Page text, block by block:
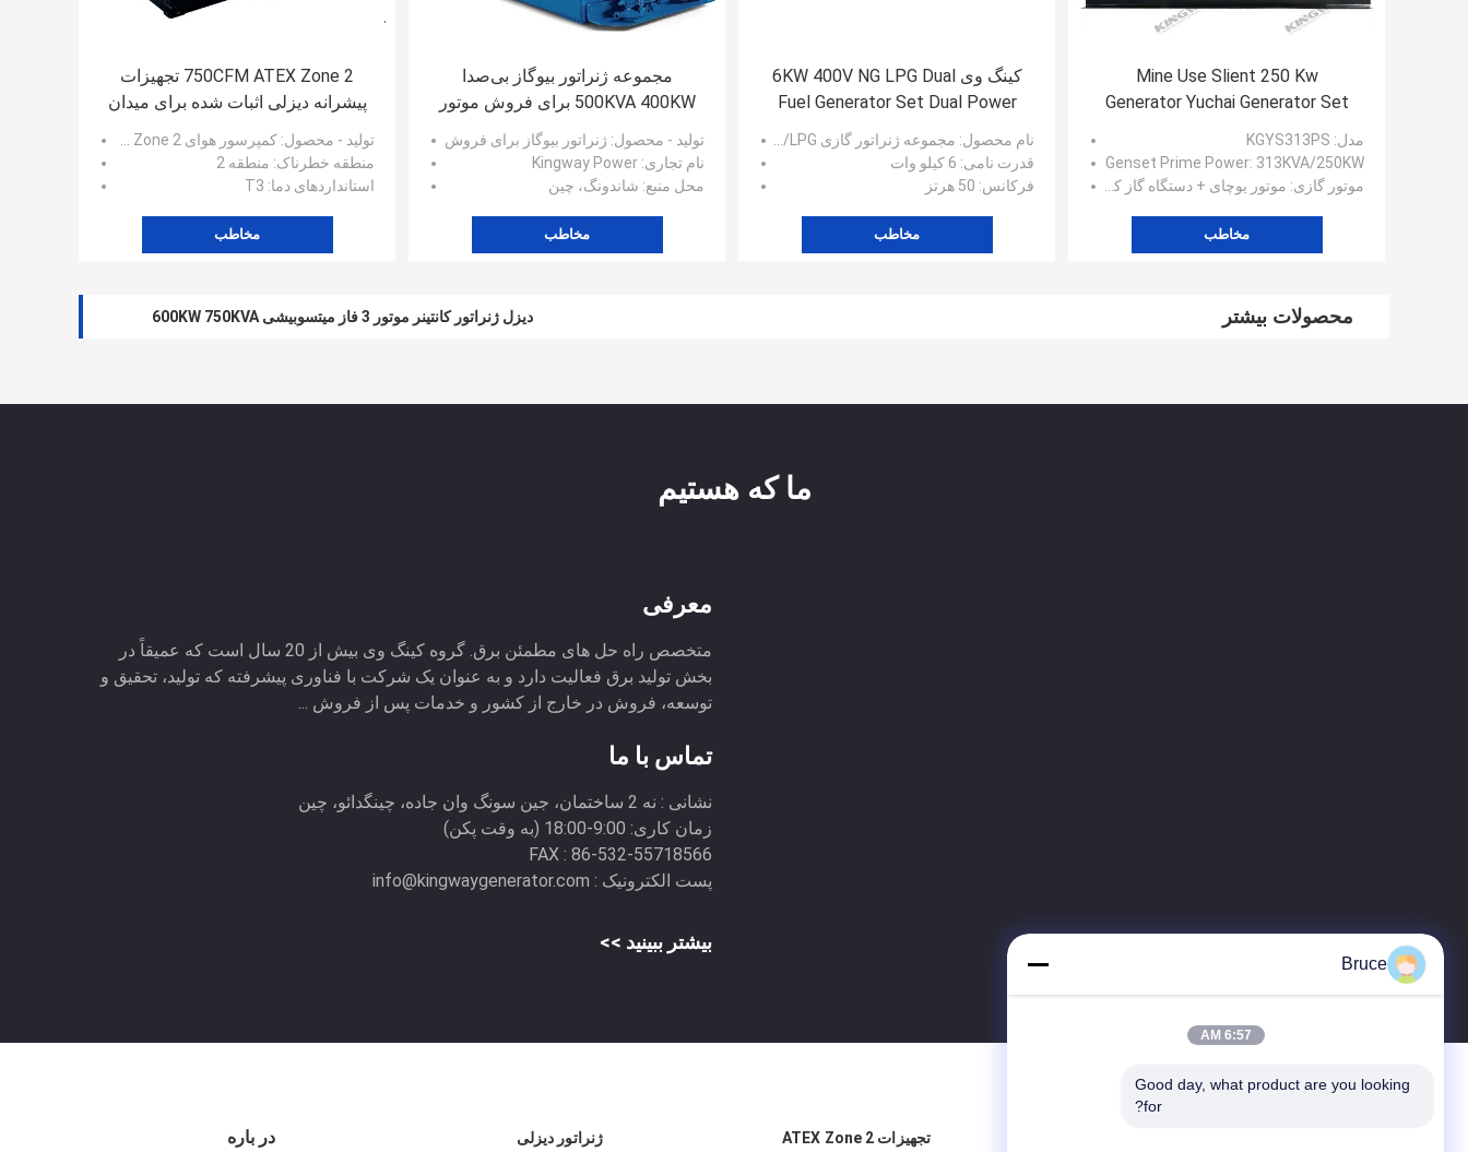
750CFM ATEX Zone 2 تجهیزات
پیشرانه دیزلی اثبات شده برای میدان
تولید - محصول: کمپرسور هوای Proof Ex Proof Kingway ATEX Zone 2
منطقه خطرناک: منطقه 2
استانداردهای دما: T3
مخاطب
مجموعه ژنراتور بیوگاز بی‌صدا
500KVA 400KW برای فروش موتور
گازی ویچای یوچای کامینز
تولید - محصول: ژنراتور بیوگاز برای فروش
نام تجاری: Kingway Power
محل منبع: شاندونگ، چین
مخاطب
کینگ وی 6KW 400V NG LPG Dual
Fuel Generator Set Dual Power
Generator
نام محصول: مجموعه ژنراتور گازی Kingway 6KW NG/LPG
قدرت نامی: 6 کیلو وات
فرکانس: 50 هرتز
مخاطب
Mine Use Slient 250 Kw
Generator Yuchai Generator Set
50/60HZ
مدل: KGYS313PS
Genset Prime Power: 313KVA/250KW
موتور گازی: موتور یوچای + دستگاه گاز کینگ وی
مخاطب
محصولات بیشتر دیزل ژنراتور کانتینر موتور 3 فاز میتسوبیشی 600KW 750KVA
ما که هستیم
معرفی
متخصص راه حل های مطمئن برق. گروه کینگ وی بیش از 20 سال است که عمیقاً در
بخش تولید برق فعالیت دارد و به عنوان یک شرکت با فناوری پیشرفته که تولید، تحقیق و
توسعه، فروش در خارج از کشور و خدمات پس از فروش ...
تماس با ما
نشانی : نه 2 ساختمان، جین سونگ وان جاده، چینگدائو، چین
زمان کاری:
FAX : 86-532-55718566
پست الکترونیک : info@kingwaygenerator.com
بیشتر ببینید >>
در باره ژنراتور دیزلی تجهیزات ATEX Zone 2
Bruce
6:57 AM
Good day, what product are you looking
for?